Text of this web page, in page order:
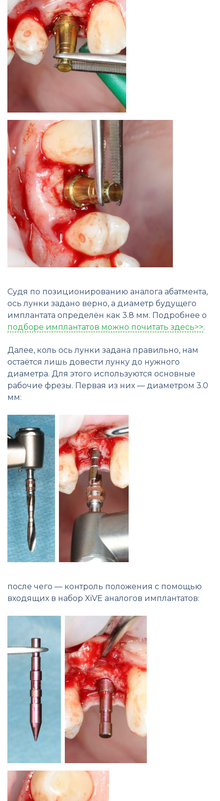
Судя по позиционированию аналога абатмента,
ось лунки задано верно, а диаметр будущего
имплантата определён как 3.8 мм. Подробнее о
подборе имплантатов можно почитать здесь>>.
Далее, коль ось лунки задана правильно, нам
остаётся лишь довести лунку до нужного
диаметра. Для этого используются основные
рабочие фрезы. Первая из них — диаметром 3.0
мм:
после чего — контроль положения с помощью
входящих в набор XiVE аналогов имплантатов: